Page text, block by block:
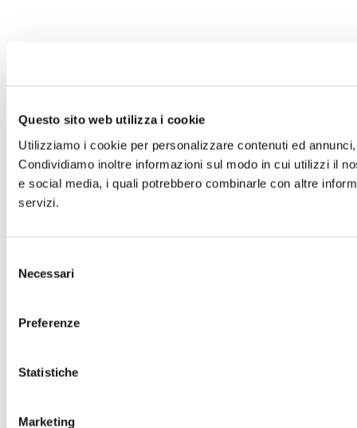
Questo sito web utilizza i cookie
Utilizziamo i cookie per personalizzare contenuti ed
Condividiamo inoltre informazioni sul modo in cui utilizzi il
e social media, i quali potrebbero combinarle con altre
servizi.
delNecessari
Preferenze
Statistiche
Marketing